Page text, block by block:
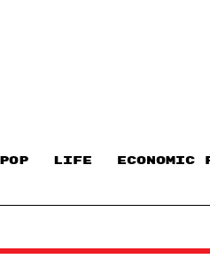
POP LIFE ECONOMIC